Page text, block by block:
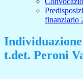
finanziario
t.det. Peroni